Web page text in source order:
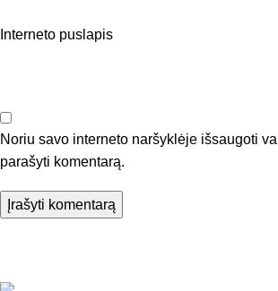
Interneto puslapis
Noriu savo interneto naršyklėje išsaugoti
parašyti komentarą.